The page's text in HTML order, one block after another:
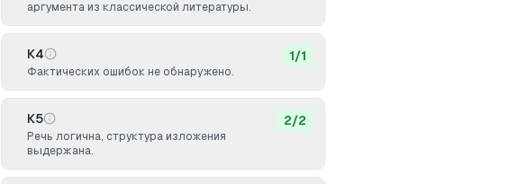
аргумента из классической литературы.
К4
Фактических ошибок не обнаружено.
1/1
К5
Речь логична, структура изложения
выдержана.
2/2